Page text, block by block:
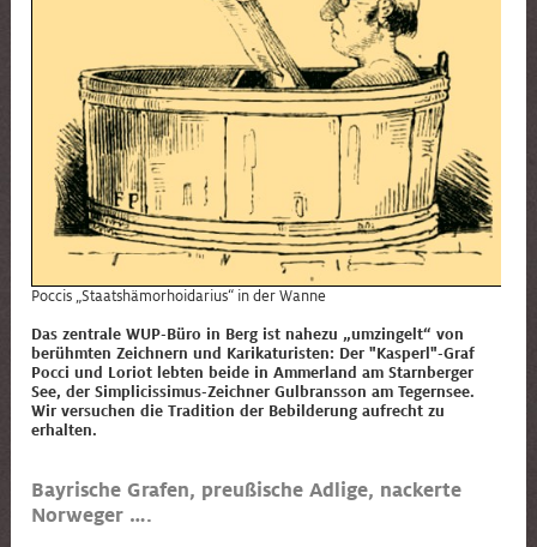
Poccis „ Staatshämorhoidarius“ in der Wanne
Das zentrale WUP-Büro in Berg ist nahezu „umzingelt“ von
berühmten Zeichnern und Karikaturisten: Der "Kasperl"-Graf
Pocci und Loriot lebten beide in Ammerland am Starnberger
See, der Simplicissimus-Zeichner Gulbransson am Tegernsee.
Wir versuchen die Tradition der Bebilderung aufrecht zu
erhalten.
Bayrische Grafen, preußische Adlige, nackerte
Norweger ….